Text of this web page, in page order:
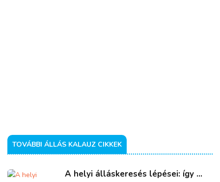
TOVÁBBI ÁLLÁS KALAUZ CIKKEK
A helyi álláskeresés lépései: így ...